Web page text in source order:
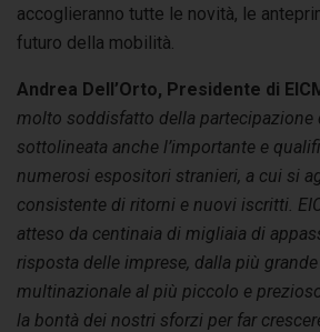
accoglieranno tutte le novità, le
futuro della mobilità.
Andrea Dell’Orto, Presidente di
molto soddisfatto della partecipazione
sottolineata anche l’importante e
numerosi espositori stranieri, a cui si
consistente di ritorni e nuovi iscritti.
atteso da centinaia di migliaia di
risposta delle imprese, dalla più
multinazionale al più piccolo e
la bontà dei nostri sforzi per far